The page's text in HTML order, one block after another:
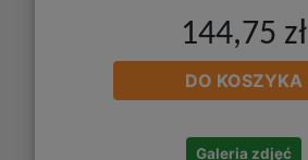
144,75 zł
DO KOSZYKA
Galeria zdjęć